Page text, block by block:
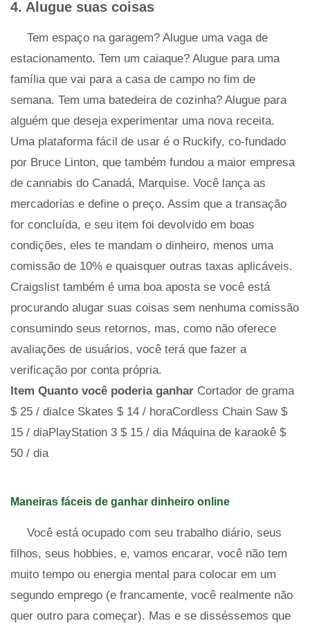
4. Alugue suas coisas
Tem espaço na garagem? Alugue uma vaga de
estacionamento. Tem um caiaque? Alugue para uma
família que vai para a casa de campo no fim de
semana. Tem uma batedeira de cozinha? Alugue para
alguém que deseja experimentar uma nova receita.
Uma plataforma fácil de usar é o Ruckify, co-fundado
por Bruce Linton, que também fundou a maior empresa
de cannabis do Canadá, Marquise. Você lança as
mercadorias e define o preço. Assim que a transação
for concluída, e seu item foi devolvido em boas
condições, eles te mandam o dinheiro, menos uma
comissão de 10% e quaisquer outras taxas aplicáveis.
Craigslist também é uma boa aposta se você está
procurando alugar suas coisas sem nenhuma comissão
consumindo seus retornos, mas, como não oferece
avaliações de usuários, você terá que fazer a
verificação por conta própria.
Item Quanto você poderia ganhar Cortador de grama
$ 25 / diaIce Skates $ 14 / horaCordless Chain Saw $
15 / diaPlayStation 3 $ 15 / dia Máquina de karaokê $
50 / dia
Maneiras fáceis de ganhar dinheiro online
Você está ocupado com seu trabalho diário, seus
filhos, seus hobbies, e, vamos encarar, você não tem
muito tempo ou energia mental para colocar em um
segundo emprego (e francamente, você realmente não
quer outro para começar). Mas e se disséssemos que